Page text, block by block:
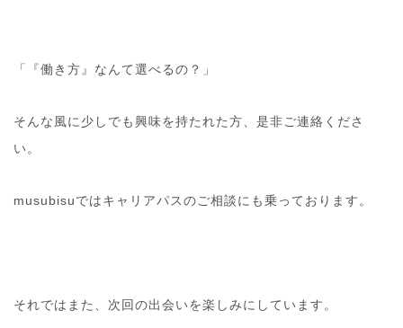
「『働き方』なんて選べるの？」
そんな風に少しでも興味を持たれた方、是非ご連絡くださ
い。
musubisuではキャリアパスのご相談にも乗っております。
それではまた、次回の出会いを楽しみにしています。